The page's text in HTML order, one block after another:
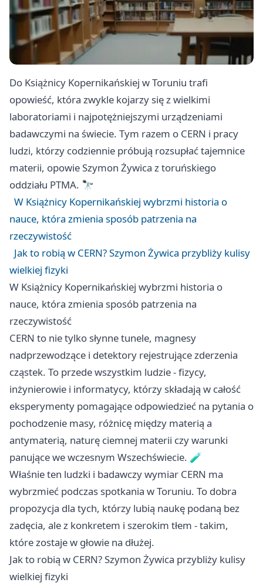
Do Książnicy Kopernikańskiej w Toruniu trafi
opowieść, która zwykle kojarzy się z wielkimi
laboratoriami i najpotężniejszymi urządzeniami
badawczymi na świecie. Tym razem o CERN i pracy
ludzi, którzy codziennie próbują rozsupłać tajemnice
materii, opowie Szymon Żywica z toruńskiego
oddziału PTMA. 🔭
W Książnicy Kopernikańskiej wybrzmi historia o
nauce, która zmienia sposób patrzenia na
rzeczywistość
Jak to robią w CERN? Szymon Żywica przybliży kulisy
wielkiej fizyki
W Książnicy Kopernikańskiej wybrzmi historia o
nauce, która zmienia sposób patrzenia na
rzeczywistość
CERN to nie tylko słynne tunele, magnesy
nadprzewodzące i detektory rejestrujące zderzenia
cząstek. To przede wszystkim ludzie - fizycy,
inżynierowie i informatycy, którzy składają w całość
eksperymenty pomagające odpowiedzieć na pytania o
pochodzenie masy, różnicę między materią a
antymaterią, naturę ciemnej materii czy warunki
panujące we wczesnym Wszechświecie. 🧪
Właśnie ten ludzki i badawczy wymiar CERN ma
wybrzmieć podczas spotkania w Toruniu. To dobra
propozycja dla tych, którzy lubią naukę podaną bez
zadęcia, ale z konkretem i szerokim tłem - takim,
które zostaje w głowie na dłużej.
Jak to robią w CERN? Szymon Żywica przybliży kulisy
wielkiej fizyki